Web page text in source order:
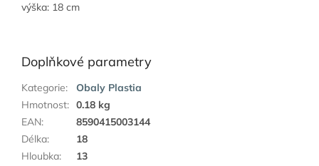
výška: 18 cm
Doplňkové parametry
Kategorie:
Obaly Plastia
Hmotnost: 0.18 kg
EAN:
8590415003144
Délka:
18
Hloubka:
13